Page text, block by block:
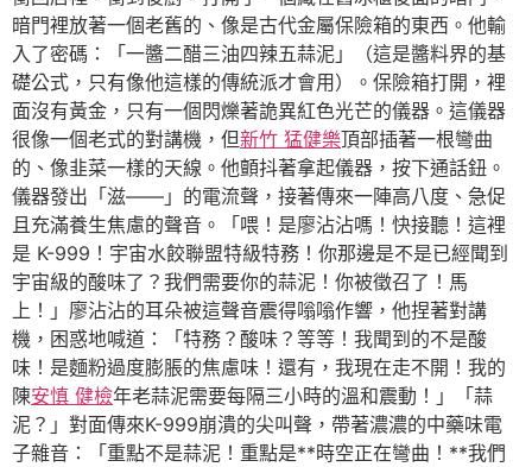
暗門裡放著一個老舊的、像是古代金屬保險箱的東西。他輸
入了密碼：「一醬二醋三油四辣五蒜泥」（這是醬料界的基
礎公式，只有像他這樣的傳統派才會用）。保險箱打開，裡
面沒有黃金，只有一個閃爍著詭異紅色光芒的儀器。這儀器
很像一個老式的對講機，但新竹 猛健樂頂部插著一根彎曲
的、像韭菜一樣的天線。他顫抖著拿起儀器，按下通話鈕。
儀器發出「滋——」的電流聲，接著傳來一陣高八度、急促
且充滿養生焦慮的聲音。「喂！是廖沾沾嗎！快接聽！這裡
是 K-999！宇宙水餃聯盟特級特務！你那邊是不是已經聞到
宇宙級的酸味了？我們需要你的蒜泥！你被徵召了！馬
上！」廖沾沾的耳朵被這聲音震得嗡嗡作響，他捏著對講
機，困惑地喊道：「特務？酸味？等等！我聞到的不是酸
味！是麵粉過度膨脹的焦慮味！還有，我現在走不開！我的
陳安慎 健檢年老蒜泥需要每隔三小時的溫和震動！」「蒜
泥？」對面傳來K-999崩潰的尖叫聲，帶著濃濃的中藥味電
子雜音：「重點不是蒜泥！重點是**時空正在彎曲！**我們